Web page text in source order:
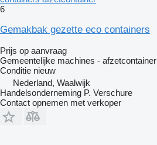
6
Gemakbak gezette eco containers
Prijs op aanvraag
Gemeentelijke machines - afzetcontainer
Conditie nieuw
Nederland, Waalwijk
Handelsonderneming P. Verschure
Contact opnemen met verkoper